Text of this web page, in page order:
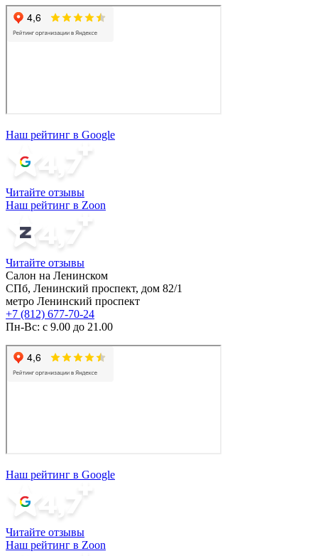
Наш рейтинг в Google
Читайте отзывы
Наш рейтинг в Zoon
Читайте отзывы
Салон на Ленинском
СПб, Ленинский проспект, дом 82/1
метро Ленинский проспект
+7 (812) 677-70-24
Пн-Вс: с 9.00 до 21.00
Наш рейтинг в Google
Читайте отзывы
Наш рейтинг в Zoon